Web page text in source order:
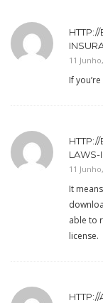
11
If
LAWS-
11
It
able to
license.